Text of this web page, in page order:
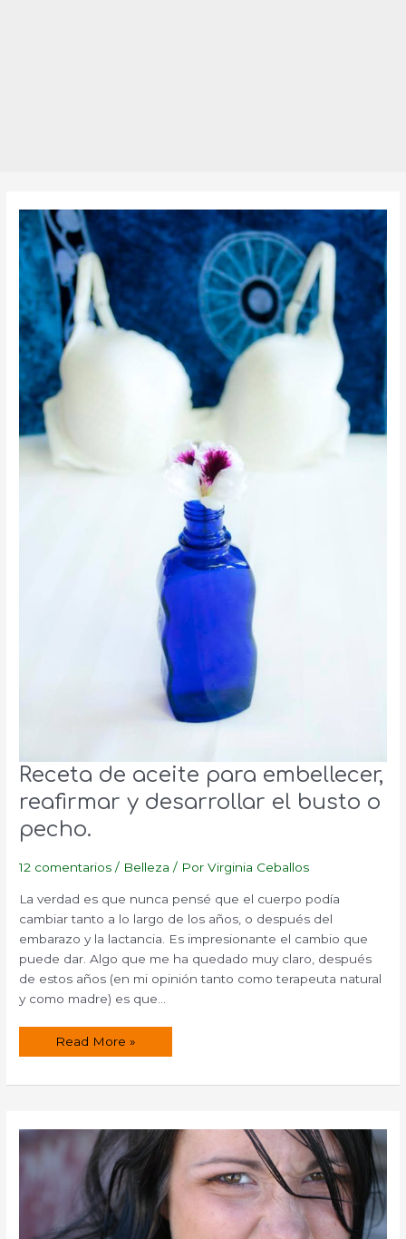
Receta de aceite para embellecer,
reafirmar y desarrollar el busto o
pecho.
12 comentarios / Belleza / PorVirginia Ceballos
La verdad es que nunca pensé que el cuerpo podía
cambiar tanto a lo largo de los años, o después del
embarazo y la lactancia. Es impresionante el cambio que
puede dar. Algo que me ha quedado muy claro, después
de estos años (en mi opinión tanto como terapeuta natural
y como madre) es que…
Receta
embellecer,
busto
Read More »